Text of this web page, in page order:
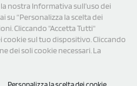
nostra Informativa sull’uso dei
su “Personalizza la scelta dei
Cliccando "Accetta Tutti"
sul tuo dispositivo. Cliccando
dei soli cookie necessari. La